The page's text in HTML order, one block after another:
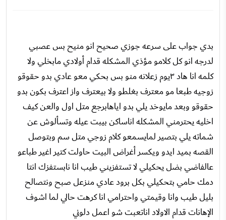
بدي جواب على سرعه جوزي صحيح انو منيح بس عصبي
لدرجه انو كل كلامو مؤذي المشكله قدام أولادي مابخلي ولا
كلمه انا هاد ٣يوم زعلانه منو بس بحكي معو عادي بدو حقوقو
زوجيه طبعا مو معترف بغلطو ولا بيعترف واز اعترف بكون بدو
حقوقو وبعد مايوخد يلي بدو اياهابرجع متل اول والعن كيف
اخليه يحترمني المشكله اناساكن بيبت عيله وتسألوش عن
شماته يلي بتصير لمايسمعو كلام زوجي متل سم وبتوصل
القصه بميد ايدو ويكسر أغراض البيت حاولت كتير اغير طباعو
عالفاضي بضل يحكيلي لا تستفزيني طيب انا نابستفزك انتا
دمك حامي بتحكيلي بكل برود عادي منزعل صبح ونتصالح
بليل طيب وانا وقيمتي واحترامي انا كرهت حالي لما اشوف
الإهانات قدام الاولاد اناتعبت شو اعمل دلوني